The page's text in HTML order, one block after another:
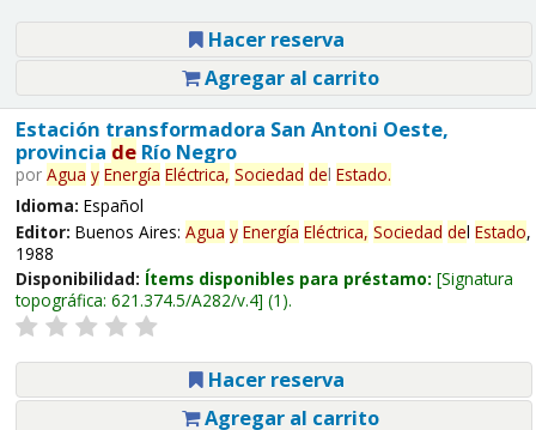
Hacer reserva
Agregar al carrito
Estación transformadora San Antoni Oeste,
provincia deRío Negro
por Agua y Energía Eléctrica, Sociedad del Estado.
Idioma: Español
Editor: Buenos Aires: Agua y Energía Eléctrica, Sociedad del Estado,
1988
Disponibilidad: Ítems disponibles para préstamo: Signatura
topográfica: 621.374.5/A282/v.4 (1).
Hacer reserva
Agregar al carrito